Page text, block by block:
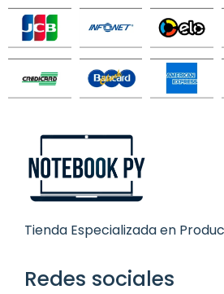
Tienda Especializada en
Redes sociales